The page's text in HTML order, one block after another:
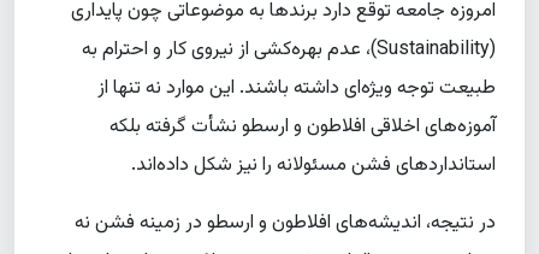
امروزه جامعه توقع دارد برندها به موضوعاتی چون پایداری
(Sustainability)، عدم بهره‌کشی از نیروی کار و احترام به
طبیعت توجه ویژه‌ای داشته باشند. این موارد نه تنها از
آموزه‌های اخلاقی افلاطون و ارسطو نشأت گرفته بلکه
استانداردهای فشن مسئولانه را نیز شکل داده‌اند.
در نتیجه، اندیشه‌های افلاطون و ارسطو در زمینه فشن نه